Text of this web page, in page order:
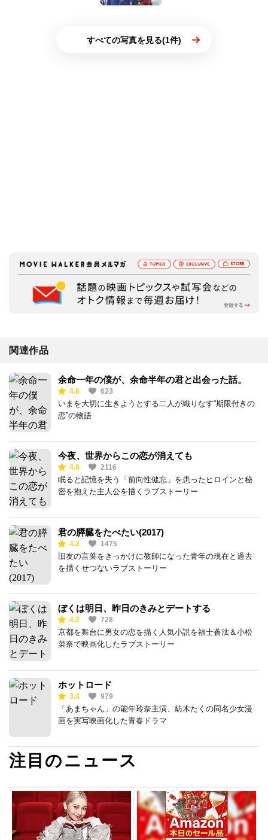
すべての写真を見る(1件)
関連作品
余命一年の僕が、余命半年の君と出会った話。
4.8 623
いまを大切に生きようとする二人が織りなす“期限付きの
恋”の物語
今夜、世界からこの恋が消えても
4.6 2116
眠ると記憶を失う「前向性健忘」を患ったヒロインと秘
密を抱えた主人公を描くラブストーリー
君の膵臓をたべたい(2017)
4.2 1475
旧友の言葉をきっかけに教師になった青年の現在と過去
を描くせつないラブストーリー
ぼくは明日、昨日のきみとデートする
4.2 728
京都を舞台に男女の恋を描く人気小説を福士蒼汰＆小松
菜奈で映画化したラブストーリー
ホットロード
3.4 979
「あまちゃん」の能年玲奈主演、紡木たくの同名少女漫
画を実写映画化した青春ドラマ
注目のニュース